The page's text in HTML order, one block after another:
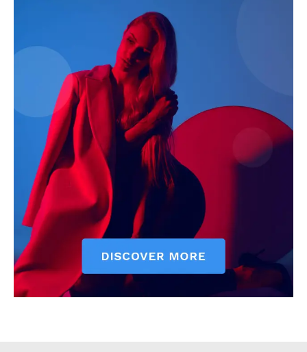
Contact us
Subscription Plans
My account